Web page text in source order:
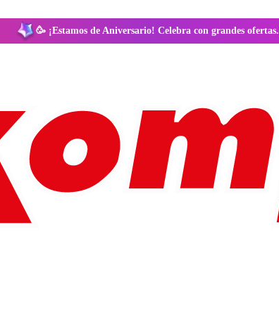
🥳 ¡Estamos de Aniversario! Celebra con grandes ofertas.